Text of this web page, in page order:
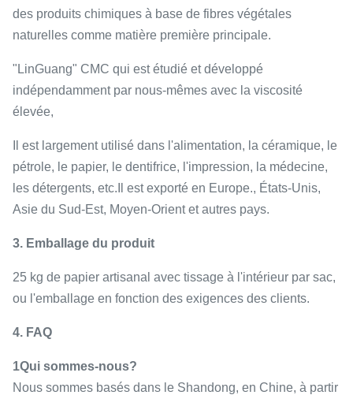
des produits chimiques à base de fibres végétales
naturelles comme matière première principale.
"LinGuang" CMC qui est étudié et développé
indépendamment par nous-mêmes avec la viscosité
élevée,
Il est largement utilisé dans l'alimentation, la céramique, le
pétrole, le papier, le dentifrice, l'impression, la médecine,
les détergents, etc.Il est exporté en Europe., États-Unis,
Asie du Sud-Est, Moyen-Orient et autres pays.
3. Emballage du produit
25 kg de papier artisanal avec tissage à l'intérieur par sac,
ou l'emballage en fonction des exigences des clients.
4. FAQ
1Qui sommes-nous?
Nous sommes basés dans le Shandong, en Chine, à partir